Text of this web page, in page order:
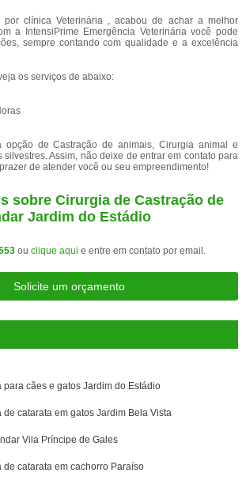
por clínica Veterinária , acabou de achar a melhor
a IntensiPrime Emergência Veterinária você pode
sempre contando com qualidade e a excelência
os serviços de abaixo:
opção de Castração de animais, Cirurgia animal e
Assim, não deixe de entrar em contato para
de atender você ou seu empreendimento!
sobre Cirurgia de Castração de
Jardim do Estádio
ou clique aqui e entre em contato por email.
Solicite um orçamento
cães e gatos Jardim do Estádio
catarata em gatos Jardim Bela Vista
Vila Príncipe de Gales
catarata em cachorro Paraíso